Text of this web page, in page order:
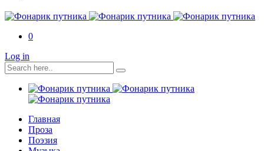
0
Log in
Главная
Проза
Поэзия